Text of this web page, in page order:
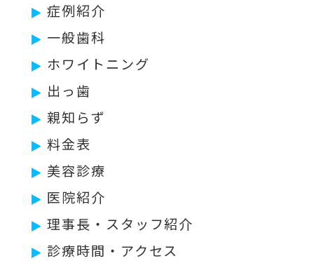
症例紹介
一般歯科
ホワイトニング
出っ歯
親知らず
料金表
美容診療
医院紹介
理事長・スタッフ紹介
診療時間・アクセス